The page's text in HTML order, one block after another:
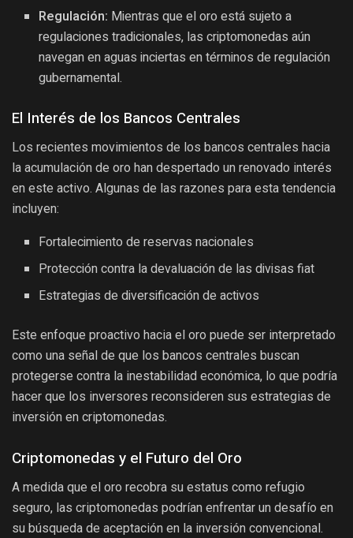
Regulación: Mientras que el oro está sujeto a
regulaciones tradicionales, las criptomonedas aún
navegan en aguas inciertas en términos de regulación
gubernamental.
El Interés de los Bancos Centrales
Los recientes movimientos de los bancos centrales hacia
la acumulación de oro han despertado un renovado interés
en este activo. Algunas de las razones para esta tendencia
incluyen:
Fortalecimiento de reservas nacionales
Protección contra la devaluación de las divisas fiat
Estrategias de diversificación de activos
Este enfoque proactivo hacia el oro puede ser interpretado
como una señal de que los bancos centrales buscan
protegerse contra la inestabilidad económica, lo que podría
hacer que los inversores reconsideren sus estrategias de
inversión en criptomonedas.
Criptomonedas y el Futuro del Oro
A medida que el oro recobra su estatus como refugio
seguro, las criptomonedas podrían enfrentar un desafío en
su búsqueda de aceptación en la inversión convencional.